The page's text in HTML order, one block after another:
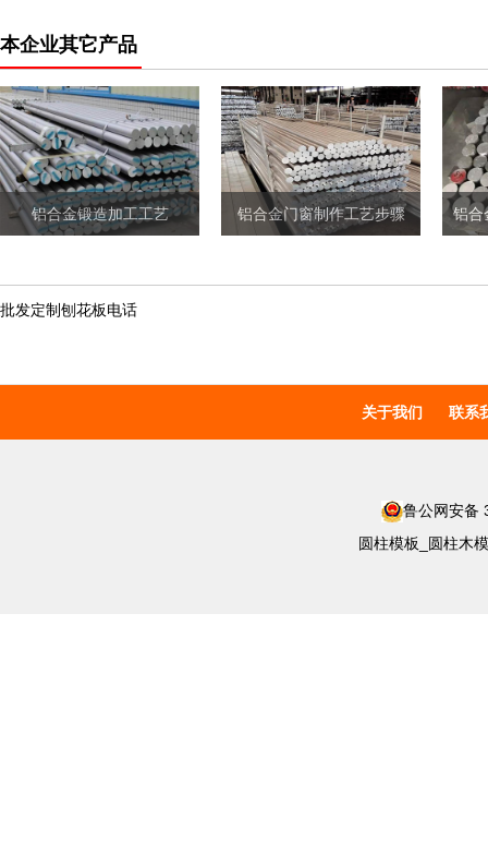
本企业其它产品
铝合金锻造加工工艺 铝合金门窗制作工艺步骤
批发定制刨花板电话
关于我们 联系
鲁公网安备
圆柱模板_圆柱木